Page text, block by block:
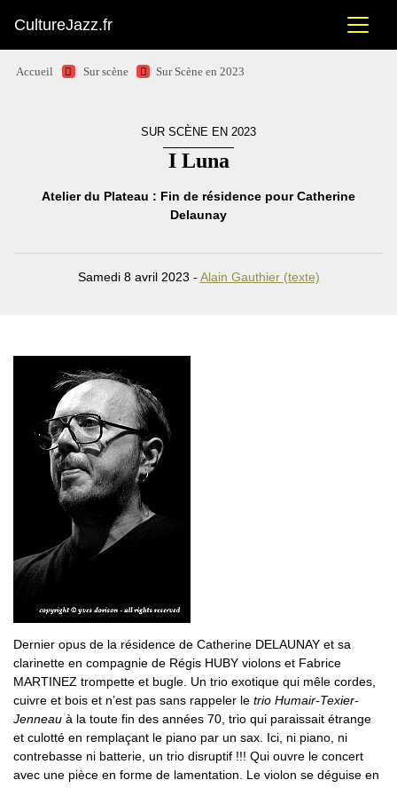
CultureJazz.fr
Accueil Sur scène Sur Scène en 2023
SUR SCÈNE EN 2023
I Luna
Atelier du Plateau : Fin de résidence pour Catherine
Delaunay
Samedi 8 avril 2023 - Alain Gauthier (texte)
Dernier opus de la résidence de Catherine DELAUNAY et sa
clarinette en compagnie de Régis HUBY violons et Fabrice
MARTINEZ trompette et bugle. Un trio exotique qui mêle cordes,
cuivre et bois et n’est pas sans rappeler le trio Humair-Texier-
Jenneau à la toute fin des années 70, trio qui paraissait étrange
et culotté en remplaçant le piano par un sax. Ici, ni piano, ni
contrebasse ni batterie, un trio disruptif !!! Qui ouvre le concert
avec une pièce en forme de lamentation. Le violon se déguise en